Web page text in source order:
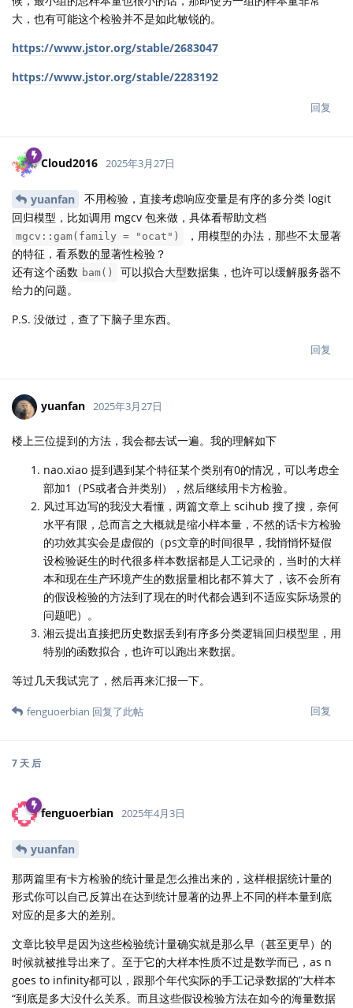
大，也有可能这个检验并不是如此敏锐的。
https://www.jstor.org/stable/2683047
https://www.jstor.org/stable/2283192
回复
Cloud2016 2025年3月27日
yuanfan
不用检验，直接考虑响应变量是有序的多分类 logit
回归模型，比如调用 mgcv 包来做，具体看帮助文档
mgcv::gam(family = "ocat")
，用模型的办法，那些不太显著
的特征，看系数的显著性检验？
还有这个函数 bam()
可以拟合大型数据集，也许可以缓解服务器不
给力的问题。
P.S. 没做过，查了下脑子里东西。
回复
yuanfan 2025年3月27日
楼上三位提到的方法，我会都去试一遍。我的理解如下
nao.xiao 提到遇到某个特征某个类别有0的情况，可以考虑全
部加1（PS或者合并类别），然后继续用卡方检验。
风过耳边写的我没大看懂，两篇文章上 scihub 搜了搜，奈何
水平有限，总而言之大概就是缩小样本量，不然的话卡方检验
的功效其实会是虚假的（ps文章的时间很早，我悄悄怀疑假
设检验诞生的时代很多样本数据都是人工记录的，当时的大样
本和现在生产环境产生的数据量相比都不算大了，该不会所有
的假设检验的方法到了现在的时代都会遇到不适应实际场景的
问题吧）。
湘云提出直接把历史数据丢到有序多分类逻辑回归模型里，用
特别的函数拟合，也许可以跑出来数据。
等过几天我试完了，然后再来汇报一下。
回复
fenguoerbian 回复了此帖
7 天 后
fenguoerbian 2025年4月3日
yuanfan
那两篇里有卡方检验的统计量是怎么推出来的，这样根据统计量的
形式你可以自己反算出在达到统计显著的边界上不同的样本量到底
对应的是多大的差别。
文章比较早是因为这些检验统计量确实就是那么早（甚至更早）的
时候就被推导出来了。至于它的大样本性质不过是数学而已，as n
goes to infinity都可以，跟那个年代实际的手工记录数据的”大样本
“到底是多大没什么关系。而且这些假设检验方法在如今的海量数据